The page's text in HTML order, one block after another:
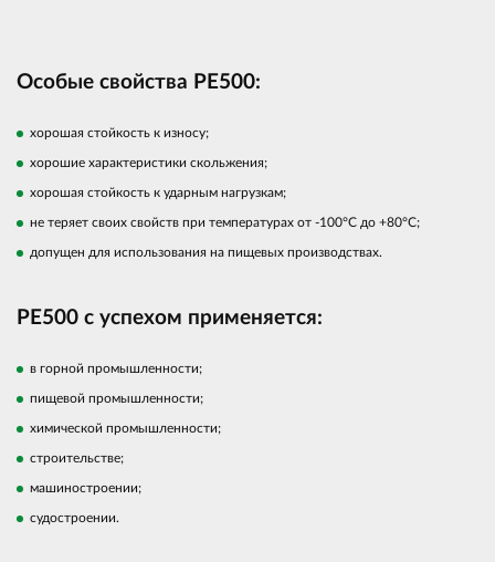
Особые свойства PE500:
хорошая стойкость к износу;
хорошие характеристики скольжения;
хорошая стойкость к ударным нагрузкам;
не теряет своих свойств при температурах от -100°C до +80°C;
допущен для использования на пищевых производствах.
PE500 с успехом применяется:
в горной промышленности;
пищевой промышленности;
химической промышленности;
строительстве;
машиностроении;
судостроении.